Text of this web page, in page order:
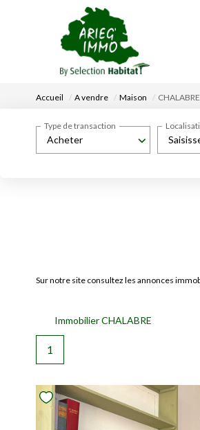
Accueil A vendre Maison CHALABRE
Acheter
Type de transaction
Sur notre site consultez les annonces
Immobilier CHALABRE
1